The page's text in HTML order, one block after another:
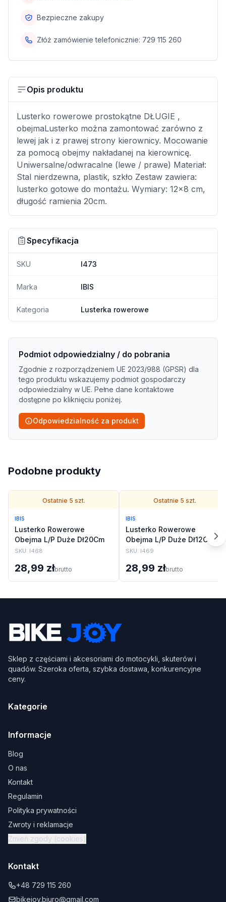
Bezpieczne zakupy
Złóż zamówienie telefonicznie: 729 115 260
Opis produktu
Lusterko rowerowe prostokątne DŁUGIE ,
obejmaLusterko można zamontować zarówno z
lewej jak i z prawej strony kierownicy. Mocowanie
za pomocą obejmy nakładanej na kierownicę.
Uniwersalne/odwracalne (lewe / prawe) Materiał:
Stal nierdzewna, plastik, szkło Zestaw zawiera:
lusterko gotowe do montażu. Wymiary: 12x8 cm,
długość ramienia 20cm.
Specyfikacja
SKU I473
Marka IBIS
Kategoria Lusterka rowerowe
Podmiot odpowiedzialny / do pobrania
Zgodnie z rozporządzeniem UE 2023/988 (GPSR) dla
tego produktu wskazujemy podmiot gospodarczy
odpowiedzialny w UE. Pełne dane kontaktowe
dostępne po kliknięciu poniżej.
Odpowiedzialność za produkt
Podobne produkty
Ostatnie 5 szt.
IBIS
Lusterko Rowerowe
Obejma L/P Duże Dł20Cm
SKU: I468
28,99 złbrutto
Ostatnie 5 szt.
IBIS
Lusterko Rowerowe
Obejma L/P Duże Dł12Cm
SKU: I469
28,99 złbrutto
Sklep z częściami i akcesoriami do motocykli, skuterów i
quadów. Szeroka oferta, szybka dostawa, konkurencyjne
ceny.
Kategorie
Informacje
Blog
O nas
Kontakt
Regulamin
Polityka prywatności
Zwroty i reklamacje
Zmień zgody (cookies)
Kontakt
+48 729 115 260
bikejoy.biuro@gmail.com